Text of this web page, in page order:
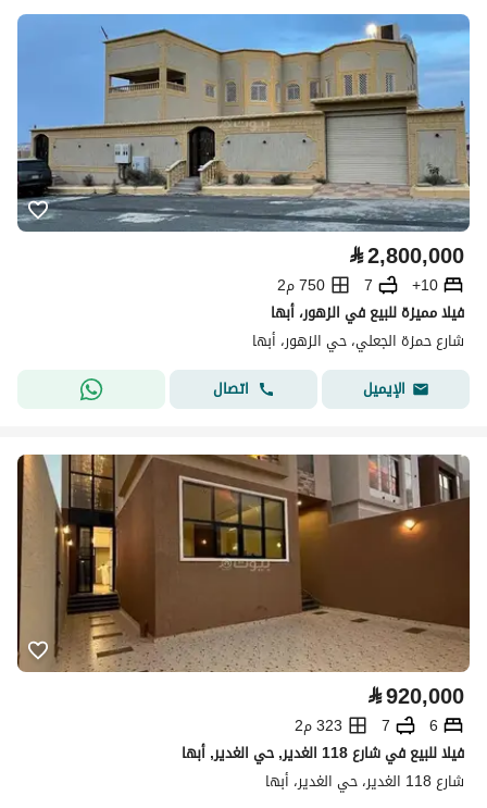
⃁2,800,000
10+
7
750 م2
فيلا مميزة للبيع في الزهور، أبها
شارع حمزة الجعلي، حي الزهور، أبها
الإيميل
اتصال
⃁920,000
6
7
323 م2
فيلا للبيع في شارع 118 الغدير, حي الغدير, أبها
شارع 118 الغدير، حي الغدير، أبها